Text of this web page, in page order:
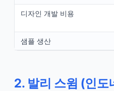
디자인 개발 비용
샘플 생산
2. 발리 스윔 (인도